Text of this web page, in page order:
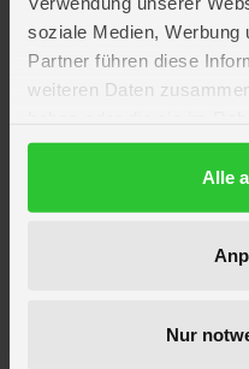
soziale Medien, Werbung
Partner führen diese
weiteren Daten
gesammelt haben.
Datenschutzerklärung
Alle
Nur
Hersteller: HAN Bürogeräte
Hersteller Art.Nr.: 10298-950